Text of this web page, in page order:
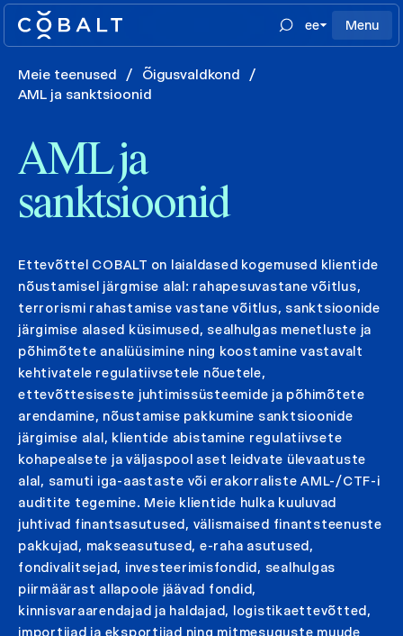
ee Menu
Meie teenused / Õigusvaldkond
/
AML ja sanktsioonid
AML ja
sanktsioonid
Ettevõttel COBALT on laialdased kogemused klientide
nõustamisel järgmise alal: rahapesuvastane võitlus,
terrorismi rahastamise vastane võitlus, sanktsioonide
järgimise alased küsimused, sealhulgas menetluste ja
põhimõtete analüüsimine ning koostamine vastavalt
kehtivatele regulatiivsetele nõuetele,
ettevõttesiseste juhtimissüsteemide ja põhimõtete
arendamine, nõustamise pakkumine sanktsioonide
järgimise alal, klientide abistamine regulatiivsete
kohapealsete ja väljaspool aset leidvate ülevaatuste
alal, samuti iga-aastaste või erakorraliste AML-/CTF-i
auditite tegemine. Meie klientide hulka kuuluvad
juhtivad finantsasutused, välismaised finantsteenuste
pakkujad, makseasutused, e-raha asutused,
fondivalitsejad, investeerimisfondid, sealhulgas
piirmäärast allapoole jäävad fondid,
kinnisvaraarendajad ja haldajad, logistikaettevõtted,
importijad ja eksportijad ning mitmesuguste muude